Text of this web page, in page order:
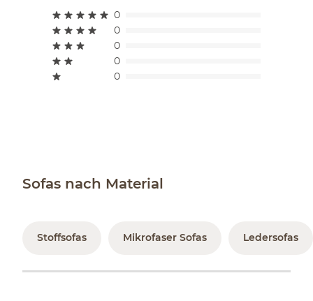
0
0
0
0
0
Sofas nach Material
Stoffsofas Mikrofaser Sofas Ledersofas